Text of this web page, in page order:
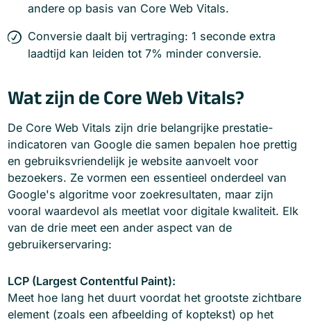
andere op basis van Core Web Vitals.
Conversie daalt bij vertraging: 1 seconde extra
laadtijd kan leiden tot 7% minder conversie.
Wat zijn de Core Web Vitals?
De Core Web Vitals zijn drie belangrijke prestatie-
indicatoren van Google die samen bepalen hoe prettig
en gebruiksvriendelijk je website aanvoelt voor
bezoekers. Ze vormen een essentieel onderdeel van
Google's algoritme voor zoekresultaten, maar zijn
vooral waardevol als meetlat voor digitale kwaliteit. Elk
van de drie meet een ander aspect van de
gebruikerservaring:
LCP (Largest Contentful Paint):
Meet hoe lang het duurt voordat het grootste zichtbare
element (zoals een afbeelding of koptekst) op het